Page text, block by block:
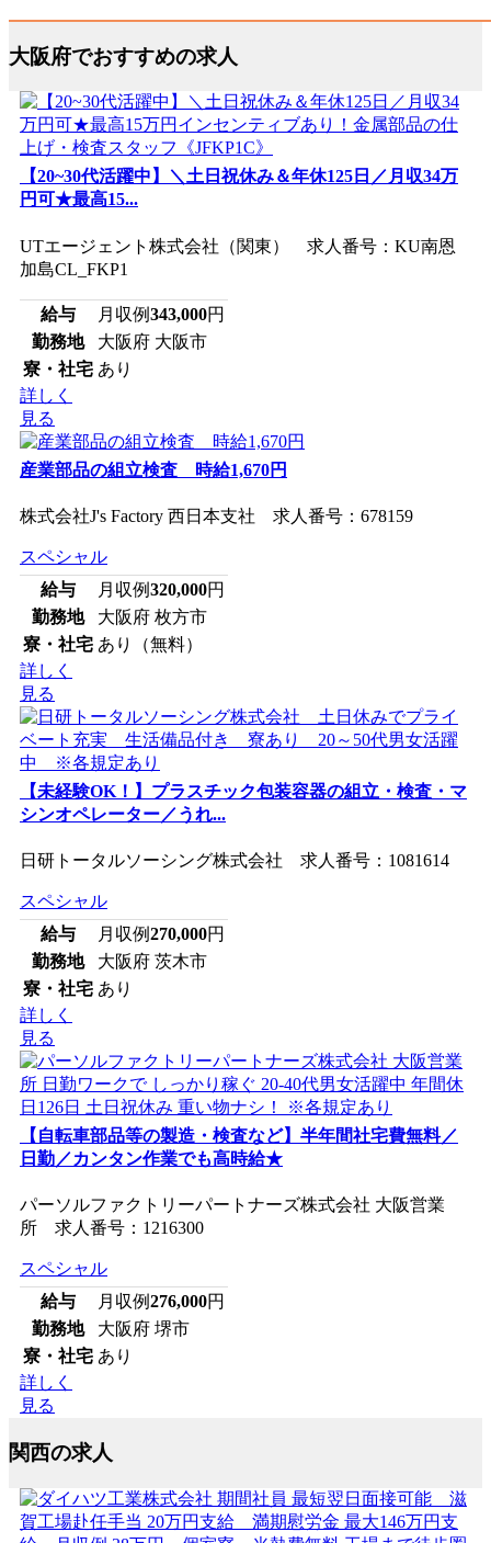
大阪府でおすすめの求人
【20~30代活躍中】＼土日祝休み＆年休125日／月収34万
円可★最高15...
UTエージェント株式会社（関東） 求人番号：KU南恩
加島CL_FKP1
給与 月収例343,000円
勤務地
大阪府 大阪市
寮・社宅 あり
詳しく
見る
産業部品の組立検査 時給1,670円
株式会社J's Factory 西日本支社 求人番号：678159
スペシャル
給与
月収例320,000円
勤務地
大阪府 枚方市
寮・社宅 あり（無料）
詳しく
見る
【未経験OK！】プラスチック包装容器の組立・検査・マ
シンオペレーター／うれ...
日研トータルソーシング株式会社 求人番号：1081614
スペシャル
給与
月収例270,000円
勤務地
大阪府 茨木市
寮・社宅 あり
詳しく
見る
【自転車部品等の製造・検査など】半年間社宅費無料／
日勤／カンタン作業でも高時給★
パーソルファクトリーパートナーズ株式会社 大阪営業
所 求人番号：1216300
スペシャル
給与
月収例276,000円
勤務地
大阪府 堺市
寮・社宅 あり
詳しく
見る
関西の求人